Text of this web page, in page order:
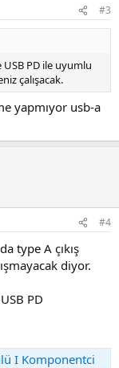
#3
PD ile uyumlu
çalışacak.
yapmıyor usb-a
#4
type A çıkış
diyor.
PD
I Komponentci